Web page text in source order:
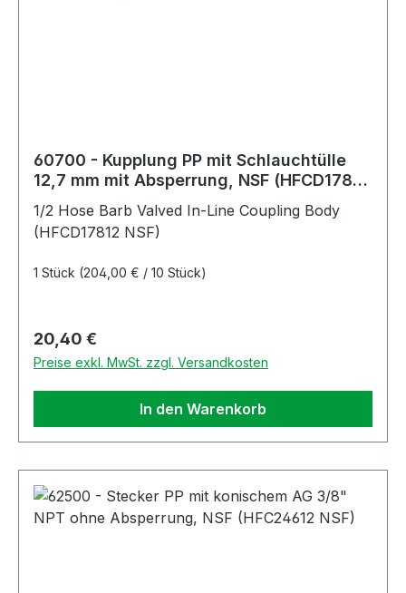
60700 - Kupplung PP mit Schlauchtülle
12,7 mm mit Absperrung, NSF (HFCD17812
1/2 Hose Barb Valved In-Line Coupling Body
(HFCD17812 NSF)
1 Stück (204,00 € / 10 Stück)
Regulärer Preis:
20,40 €
Preise exkl. MwSt. zzgl. Versandkosten
In den Warenkorb